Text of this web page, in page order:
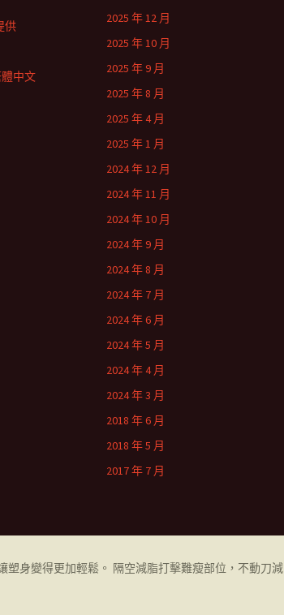
2025 年 12 月
2025 年 10 月
2025 年 9 月
2025 年 8 月
2025 年 4 月
2025 年 1 月
2024 年 12 月
2024 年 11 月
2024 年 10 月
2024 年 9 月
2024 年 8 月
2024 年 7 月
2024 年 6 月
2024 年 5 月
2024 年 4 月
2024 年 3 月
2018 年 6 月
2018 年 5 月
2017 年 7 月
供
中文
身變得更加輕鬆。 隔空減脂打擊難瘦部位，不動刀減